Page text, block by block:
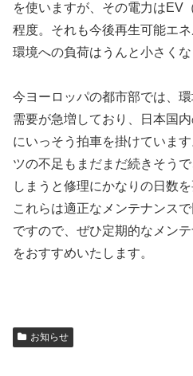
を使いますが、その電力はEV
程度。それも今後再生可能エ
環境への負荷はうんと小さくな
今ヨーロッパの都市部では、
需要が急増しており、日本国
にいっそう拍車を掛けていま
ツの不足もまだまだ続きそう
しまうと修理にかなりの日数
これらは適正なメンテナンス
ですので、ぜひ定期的なメン
をおすすめいたします。
お知らせ